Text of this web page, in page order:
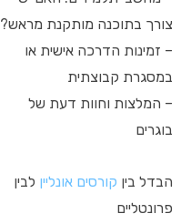
צורך בתוכנה מותקנת מראש?
– זמינות הדרכה אישית או
במסגרת קבוצתית
– המלצות וחוות דעת של
בוגרים
הבדל בין קורסים אונליין לבין
פרונטליים